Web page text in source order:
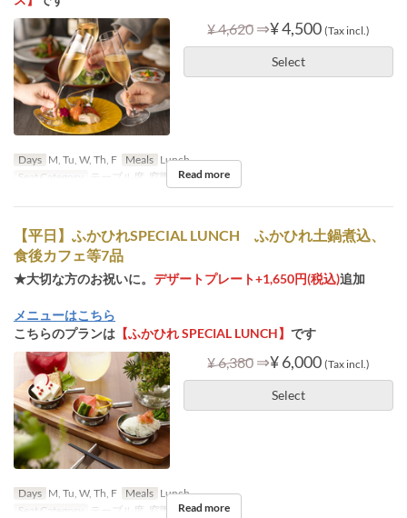
¥ 4,620 ⇒¥ 4,500 (Tax incl.)
Select
Days M, Tu, W, Th, F Meals Lunch
Seat Category
テーブル席, 窓際テーブル席
Read more
【平日】ふかひれSPECIAL LUNCH ふかひれ土鍋煮込、
食後カフェ等7品
★大切な方のお祝いに。 デザートプレート+1,650円(税込)追加
メニューはこちら
こちらのプランは 【ふかひれ SPECIAL LUNCH】 です
¥ 6,380 ⇒¥ 6,000 (Tax incl.)
Select
Days M, Tu, W, Th, F Meals Lunch
Seat Category
テーブル席, 窓際テーブル席
Read more